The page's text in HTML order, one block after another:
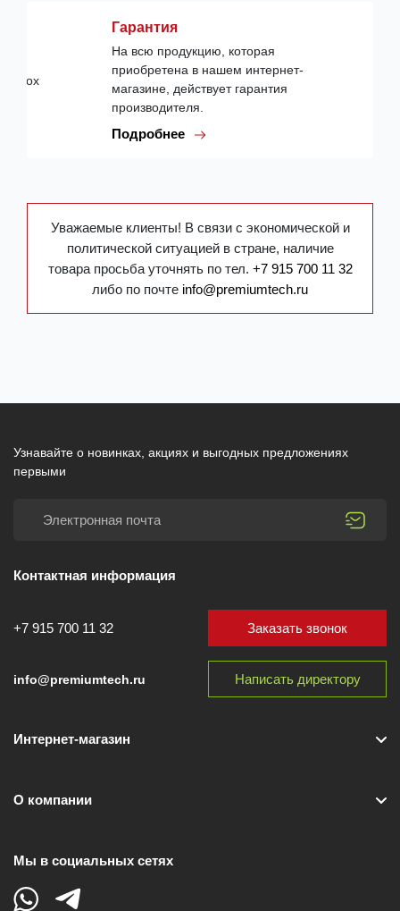
Гарантия
На всю продукцию, которая
приобретена в нашем интернет-
магазине, действует гарантия
производителя.
Подробнее
Уважаемые клиенты! В связи с экономической и
политической ситуацией в стране, наличие
товара просьба уточнять по тел. +7 915 700 11 32
либо по почте info@premiumtech.ru
Узнавайте о новинках, акциях и выгодных предложениях
первыми
Контактная информация
+7 915 700 11 32
info@premiumtech.ru
Заказать звонок
Написать директору
Интернет-магазин
О компании
Мы в социальных сетях